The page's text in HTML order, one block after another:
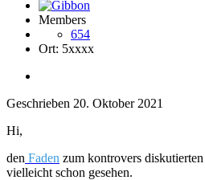
Members
654
Ort: 5xxxx
Geschrieben 20. Oktober 2021
Hi,
den Faden zum kontrovers
vielleicht schon gesehen.